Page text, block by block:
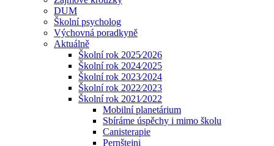
DUM
Školní psycholog
Výchovná poradkyně
Aktuálně
Školní rok 2025⁄2026
Školní rok 2024⁄2025
Školní rok 2023⁄2024
Školní rok 2022⁄2023
Školní rok 2021⁄2022
Mobilní planetárium
Sbíráme úspěchy i mimo školu
Canisterapie
Pernštejni